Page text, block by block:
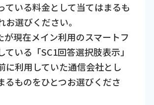
ている料金として当てはまるも
お選びください。
現在メイン利用のスマートフ
ている「SC1回答選択肢表示」
に利用していた通信会社とし
るものをひとつお選びくださ